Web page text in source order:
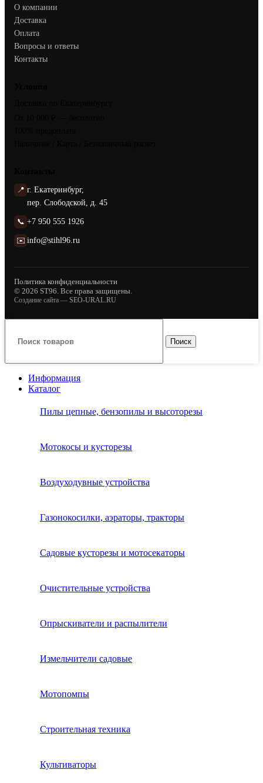
О компании
Доставка
Оплата
Вопросы и ответы
Контакты
📍 г. Екатеринбург,
пер. Слободской, д. 45
📞 +7 950 555 1926
✉️ info@stihl96.ru
Политика конфиденциальности
© 2026 ST96. Все права защищены.
Создание сайта — SEO-URAL.RU
Поиск
Информация
Каталог
Пилы цепные, бензопилы и высоторезы
Мотокосы и кусторезы
Воздуходувные устройства
Газонокосилки, аэраторы, тракторы
Садовые кусторезы и мотосекаторы
Очистительные устройства
Опрыскиватели и распылители
Измельчители садовые
Мотопомпы
Строительная техника
Культиваторы